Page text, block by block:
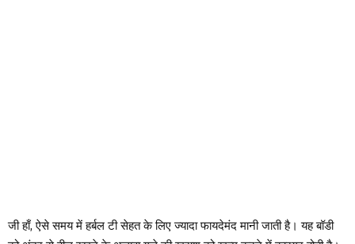
जी हाँ, ऐसे समय में हर्बल टी सेहत के लिए ज्यादा फायदेमंद मानी जाती है। यह बॉडी